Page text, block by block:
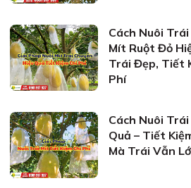
Cách Nuôi
Mít Ruột Đỏ
Trái Đẹp, Tiết
Phí
Cách Nuôi
Quả – Tiết
Mà Trái Vẫn